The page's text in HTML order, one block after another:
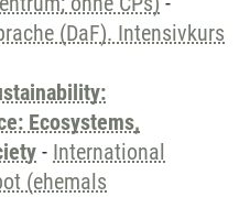
(DaF). Intensivkurs
Ecosystems,
- International
(ehemals